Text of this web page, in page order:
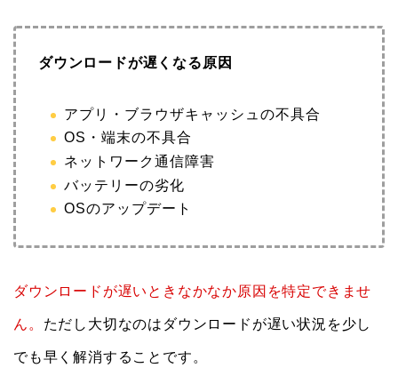
ダウンロードが遅くなる原因
アプリ・ブラウザキャッシュの不具合
OS・端末の不具合
ネットワーク通信障害
バッテリーの劣化
OSのアップデート
ダウンロードが遅いときなかなか原因を特定できませ
ん。 ただし大切なのはダウンロードが遅い状況を少し
でも早く解消することです。